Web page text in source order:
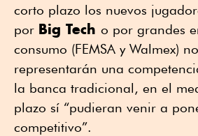
corto plazo los nuevos
por Big Tech o por grandes
consumo (FEMSA y Walmex)
representarán una
la banca tradicional, en el
plazo sí “pudieran venir a
competitivo”.